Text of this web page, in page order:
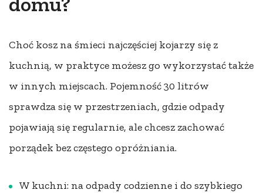
Choć kosz na śmieci najczęściej kojarzy się z
kuchnią, w praktyce możesz go wykorzystać także
w innych miejscach. Pojemność 30 litrów
sprawdza się w przestrzeniach, gdzie odpady
pojawiają się regularnie, ale chcesz zachować
porządek bez częstego opróżniania.
W kuchni: na odpady codzienne i do szybkiego